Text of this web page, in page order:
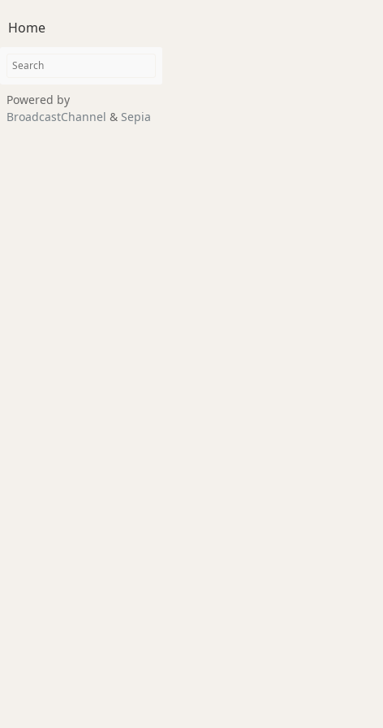
Home
Powered by
BroadcastChannel & Sepia